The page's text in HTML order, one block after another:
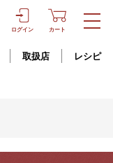
ログイン カート
取扱店 レシピ